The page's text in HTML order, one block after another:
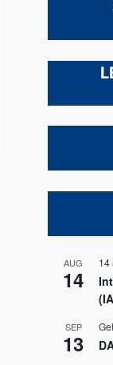
AUG
14
14
SEP
13